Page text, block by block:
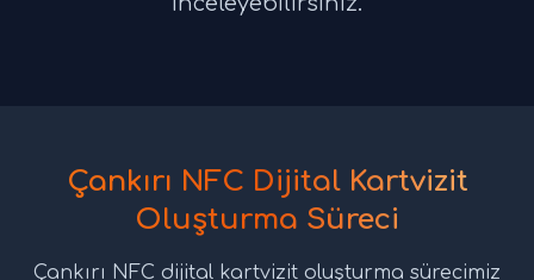
Çankırı NFC Dijital Kartvizit
Oluşturma Süreci
Çankırı NFC dijital kartvizit oluşturma sürecimiz